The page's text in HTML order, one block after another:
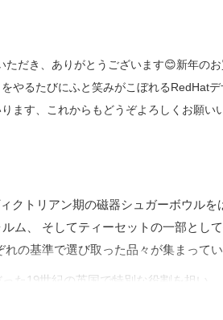
だき、ありがとうございます😊新年の
やるたびにふと笑みがこぼれるRedHat
ます、これからもどうぞよろしくお願い
クトリアン期の磁器シュガーボウルを
ム、 そしてティーセットの一部とし
の基準で選び取った品々が集まってい
た19世紀の英国で特別な役割を担い